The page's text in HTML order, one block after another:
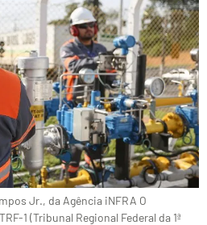
Jr., da Agência iNFRA O
1 (Tribunal Regional Federal da 1ª